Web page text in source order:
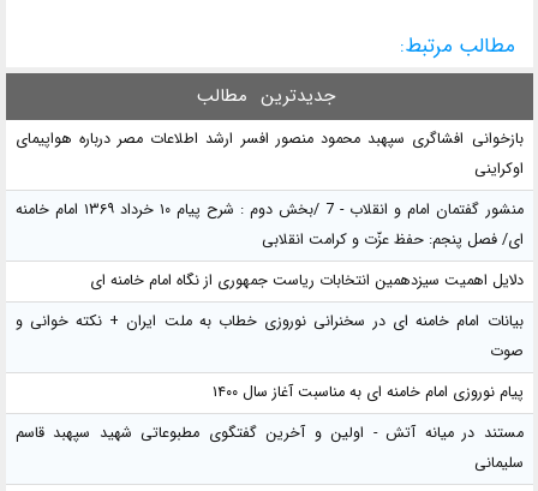
مطالب مرتبط:
جدیدترین مطالب
بازخوانی افشاگری سپهبد محمود منصور افسر ارشد اطلاعات مصر درباره هواپیمای
اوکراینی
منشور گفتمان امام و انقلاب - 7 /بخش دوم : شرح پیام ۱۰ خرداد ۱۳۶۹ امام خامنه
ای/ فصل پنجم: حفظ عزّت و کرامت انقلابی
دلایل اهمیت سیزدهمین انتخابات ریاست جمهوری از نگاه امام خامنه ای
بیانات امام خامنه ای در سخنرانی نوروزی خطاب به ملت ایران + نکته خوانی و
صوت
پیام نوروزی امام خامنه ای به مناسبت آغاز سال ۱۴۰۰
مستند در میانه آتش - اولین و آخرین گفتگوی مطبوعاتی شهید سپهبد قاسم
سلیمانی